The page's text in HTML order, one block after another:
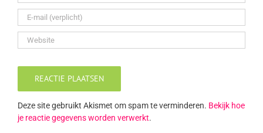
Deze site gebruikt Akismet om spam te verminderen. Bekijk hoe
je reactie gegevens worden verwerkt.